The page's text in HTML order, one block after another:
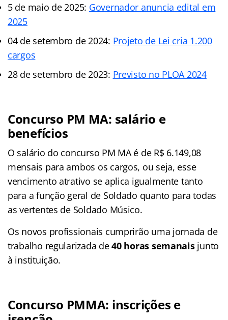
5 de maio de 2025: Governador anuncia edital em
2025
04 de setembro de 2024: Projeto de Lei cria 1.200
cargos
28 de setembro de 2023: Previsto no PLOA 2024
Concurso PM MA: salário e
benefícios
O salário do concurso PM MA é de R$ 6.149,08
mensais para ambos os cargos, ou seja, esse
vencimento atrativo se aplica igualmente tanto
para a função geral de Soldado quanto para todas
as vertentes de Soldado Músico.
Os novos profissionais cumprirão uma jornada de
trabalho regularizada de40 horas semanaisjunto
à instituição.
Concurso PMMA: inscrições e